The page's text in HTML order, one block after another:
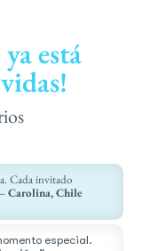
está
Cada invitado
–Carolina, Chile
especial.